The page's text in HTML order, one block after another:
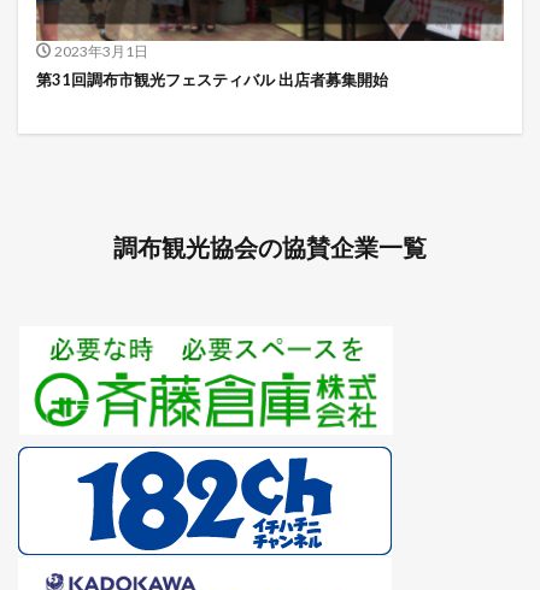
2023年3月1日
第31回調布市観光フェスティバル 出店者募集開始
調布観光協会の協賛企業一覧